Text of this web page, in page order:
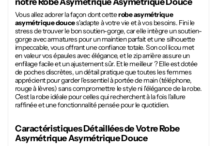
Vous allez adorer la façon dont cetterobe asymétrique
asymétrique douces'adapte à votre vie et à vos besoins. Fini le
stress de trouver le bon soutien-gorge, car elle intègre un soutien-
gorge avec armatures pour un maintien parfait et une silhouette
impeccable, vous offrant une confiance totale. Son col licou met
en valeur vos épaules avec élégance, et le zip arrière assure un
enfilage facile et un ajustement sûr. Et le meilleur ? Elle est dotée
de poches discrètes, un détail pratique que toutes les femmes
apprécient pour garder l'essentiel à portée de main (téléphone,
rouge à lèvres) sans compromettre le style ni l'élégance de la robe.
C'est la robe idéale pour celles qui recherchent à la fois l'allure
raffinée et une fonctionnalité pensée pour le quotidien.
Caractéristiques Détaillées de VotreRobe
Asymétrique Asymétrique Douce